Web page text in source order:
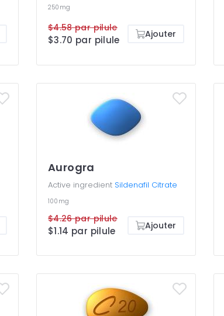
250mg
$4.58 par pilule
$3.70 par pilule Ajouter
Aurogra
Active ingredient Sildenafil Citrate
100mg
$4.26 par pilule
$1.14 par pilule Ajouter